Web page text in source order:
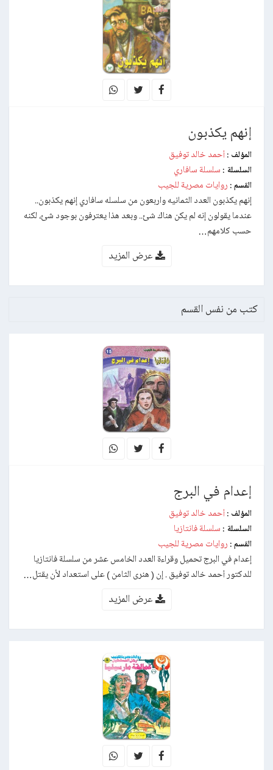
إنهم يكذبون
المؤلف : أحمد خالد توفيق
السلسلة : سلسلة سافاري
القسم : روايات مصرية للجيب
إنهم يكذبون العدد الثمانيه واربعون من سلسله سافاري إنهم يكذبون..
عندما يقولون إنه لم يكن هناك شئ.. وبعد هذا يعترفون بوجود شئ، لكنه
حسب كلامهم…
عرض المزيد
كتب من نفس القسم
إعدام في البرج
المؤلف : أحمد خالد توفيق
السلسلة : سلسلة فانتازيا
القسم : روايات مصرية للجيب
إعدام في البرج تحميل وقراءة العدد الخامس عشر من سلسلة فانتازيا
للدكتور أحمد خالد توفيق . إن ( هنرى الثامن ) على استعداد لأن يقتل…
عرض المزيد